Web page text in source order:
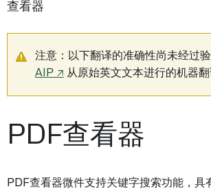
查看器
注意：以下翻译的准确性尚未经过
AIP ↗ 从原始英文文本进行的机器翻
PDF查看器
PDF查看器微件支持关键字搜索功能，具